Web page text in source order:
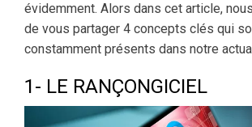
évidemment. Alors dans cet article,
de vous partager 4 concepts clés qui
constamment présents dans notre
1- LE RANÇONGICIEL